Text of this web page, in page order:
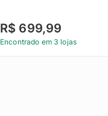
R$ 699,99
Encontrado em 3 lojas